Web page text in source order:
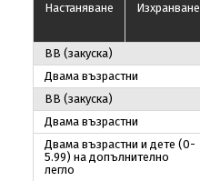
Настаняване Изхранване
ВВ (закуска)
Двама възрастни
ВВ (закуска)
Двама възрастни
Двама възрастни и дете (0-
5.99) на допълнително
легло